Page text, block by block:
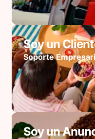
Soy un
Soporte
Soy un